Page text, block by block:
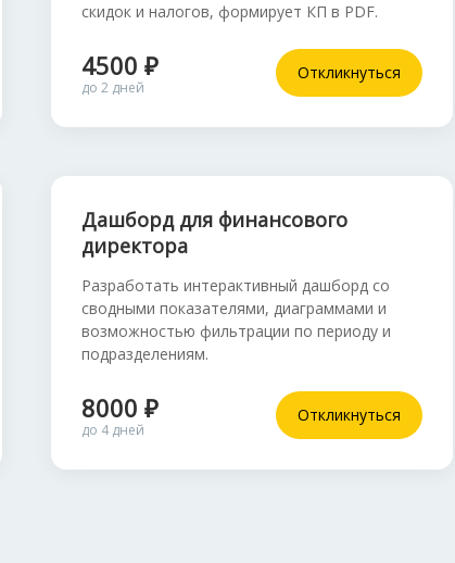
скидок и налогов, формирует КП в PDF.
4500 ₽
до 2 дней
Откликнуться
Дашборд для финансового
директора
Разработать интерактивный дашборд со
сводными показателями, диаграммами и
возможностью фильтрации по периоду и
подразделениям.
8000 ₽
до 4 дней
Откликнуться